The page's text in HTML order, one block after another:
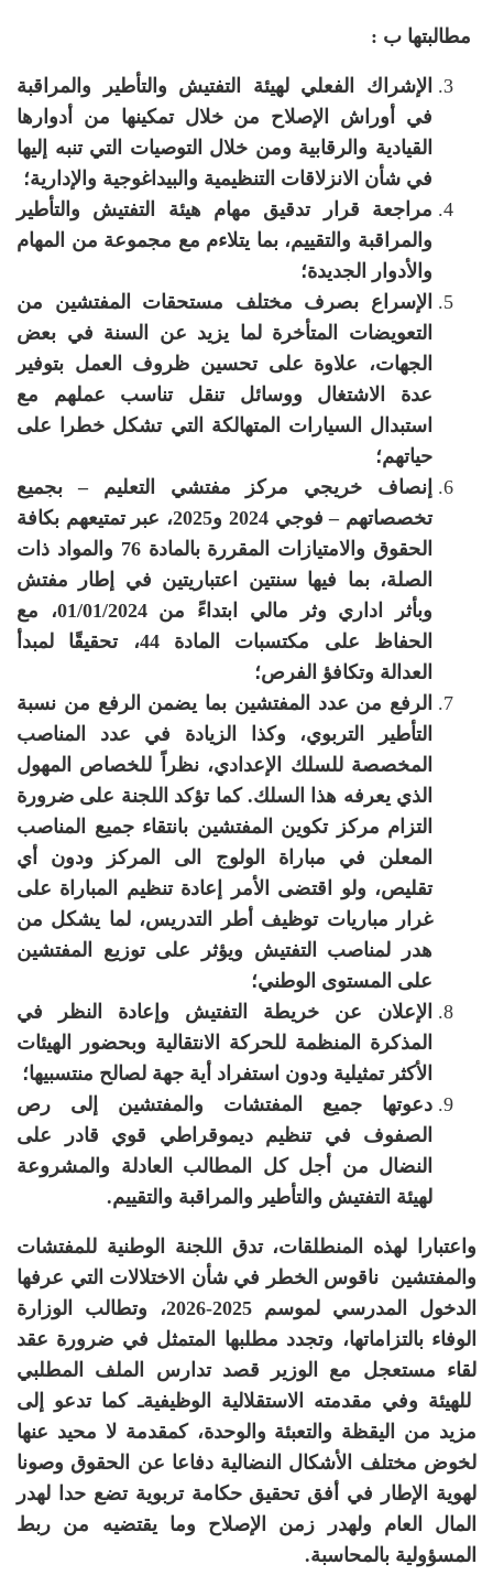
مطالبتها ب :
الإشراك الفعلي لهيئة التفتيش والتأطير والمراقبة
في أوراش الإصلاح من خلال تمكينها من أدوارها
القيادية والرقابية ومن خلال التوصيات التي تنبه إليها
في شأن الانزلاقات التنظيمية والبيداغوجية والإدارية؛
مراجعة قرار تدقيق مهام هيئة التفتيش والتأطير
والمراقبة والتقييم، بما يتلاءم مع مجموعة من المهام
والأدوار الجديدة؛
الإسراع بصرف مختلف مستحقات المفتشين من
التعويضات المتأخرة لما يزيد عن السنة في بعض
الجهات، علاوة على تحسين ظروف العمل بتوفير
عدة الاشتغال ووسائل تنقل تناسب عملهم مع
استبدال السيارات المتهالكة التي تشكل خطرا على
حياتهم؛
إنصاف خريجي مركز مفتشي التعليم – بجميع
تخصصاتهم – فوجي 2024 و2025، عبر تمتيعهم بكافة
الحقوق والامتيازات المقررة بالمادة 76 والمواد ذات
الصلة، بما فيها سنتين اعتباريتين في إطار مفتش
وبأثر اداري وثر مالي ابتداءً من 01/01/2024، مع
الحفاظ على مكتسبات المادة 44، تحقيقًا لمبدأ
العدالة وتكافؤ الفرص؛
الرفع من عدد المفتشين بما يضمن الرفع من نسبة
التأطير التربوي، وكذا الزيادة في عدد المناصب
المخصصة للسلك الإعدادي، نظراً للخصاص المهول
الذي يعرفه هذا السلك. كما تؤكد اللجنة على ضرورة
التزام مركز تكوين المفتشين بانتقاء جميع المناصب
المعلن في مباراة الولوج الى المركز ودون أي
تقليص، ولو اقتضى الأمر إعادة تنظيم المباراة على
غرار مباريات توظيف أطر التدريس، لما يشكل من
هدر لمناصب التفتيش ويؤثر على توزيع المفتشين
على المستوى الوطني؛
الإعلان عن خريطة التفتيش وإعادة النظر في
المذكرة المنظمة للحركة الانتقالية وبحضور الهيئات
الأكثر تمثيلية ودون استفراد أية جهة لصالح منتسبيها؛
دعوتها جميع المفتشات والمفتشين إلى رص
الصفوف في تنظيم ديموقراطي قوي قادر على
النضال من أجل كل المطالب العادلة والمشروعة
لهيئة التفتيش والتأطير والمراقبة والتقييم.
واعتبارا لهذه المنطلقات، تدق
اللجنة الوطنية للمفتشات
والمفتشين ناقوس الخطر في شأن الاختلالات التي عرفها
الدخول المدرسي لموسم 2025-2026، وتطالب الوزارة
الوفاء بالتزاماتها، وتجدد مطلبها المتمثل في ضرورة عقد
لقاء مستعجل مع الوزير قصد تدارس الملف المطلبي
للهيئة وفي مقدمته الاستقلالية الوظيفيةـ كما تدعو إلى
مزيد من اليقظة والتعبئة والوحدة، كمقدمة لا محيد عنها
لخوض مختلف الأشكال النضالية دفاعا عن الحقوق وصونا
لهوية الإطار في أفق تحقيق حكامة تربوية تضع حدا لهدر
المال العام ولهدر زمن الإصلاح وما يقتضيه من ربط
المسؤولية بالمحاسبة.